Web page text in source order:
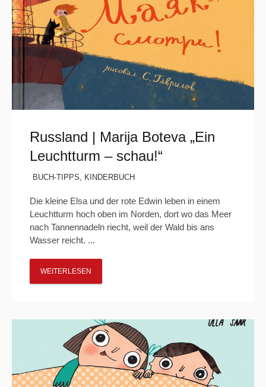
Russland | Marija Boteva „Ein
Leuchtturm – schau!“
BUCH-TIPPS, KINDERBUCH
Die kleine Elsa und der rote Edwin leben in einem
Leuchtturm hoch oben im Norden, dort wo das Meer
nach Tannennadeln riecht, weil der Wald bis ans
Wasser reicht. ...
WEITERLESEN